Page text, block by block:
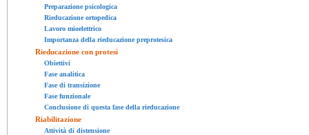
Preparazione psicologica
Rieducazione ortopedica
Lavoro mioelettrico
Importanza della rieducazione preprotesica
Rieducazione con protesi
Obiettivi
Fase analitica
Fase di transizione
Fase funzionale
Conclusione di questa fase della rieducazione
Riabilitazione
Attività di distensione